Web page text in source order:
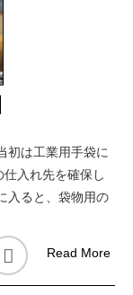
初は工業用手袋に
入れ先を確保し
入ると、袋物用の
Read More